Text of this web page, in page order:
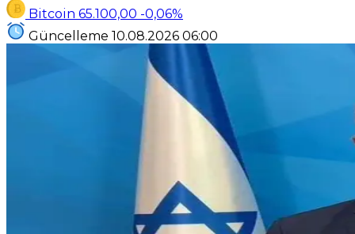
Bitcoin 65.100,00 -0,06%
Güncelleme 10.08.2026 06:00